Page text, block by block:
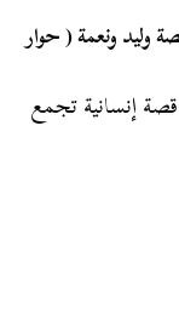
وليد ونعمة ( حوار
إنسانية تجمع